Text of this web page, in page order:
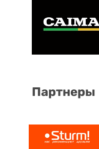
Партнеры